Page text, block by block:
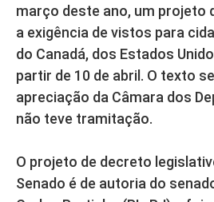
março deste ano, um projeto
a exigência de vistos para
do Canadá, dos Estados
partir de 10 de abril. O texto
apreciação da Câmara dos
não teve tramitação.
O projeto de decreto
Senado é de autoria do